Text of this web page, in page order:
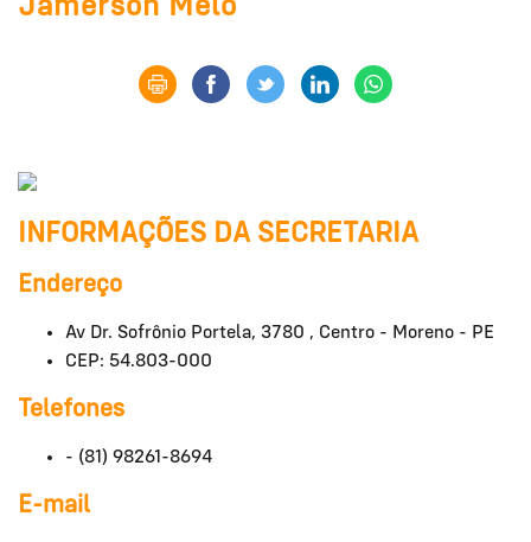
Jamerson Melo
INFORMAÇÕES DA SECRETARIA
Endereço
Av Dr. Sofrônio Portela, 3780 , Centro - Moreno - PE
CEP: 54.803-000
Telefones
- (81) 98261-8694
E-mail